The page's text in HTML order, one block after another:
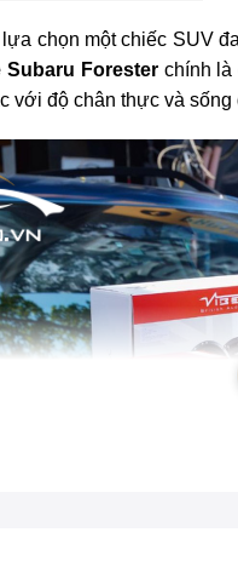
chọn một chiếc SUV
Subaru Foresterchính là
với độ chân thực và